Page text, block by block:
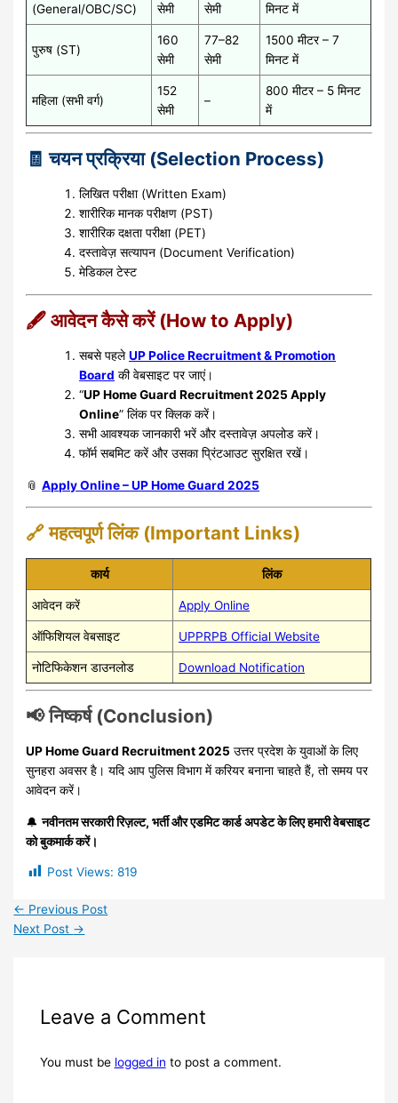
(General/OBC/SC)
सेमी
सेमी
मिनट में
पुरुष (ST)
160
सेमी
77–82
सेमी
1500 मीटर – 7
मिनट में
महिला (सभी वर्ग)
152
सेमी
–
800 मीटर – 5 मिनट
में
🧾 चयन प्रक्रिया (Selection Process)
लिखित परीक्षा (Written Exam)
शारीरिक मानक परीक्षण (PST)
शारीरिक दक्षता परीक्षा (PET)
दस्तावेज़ सत्यापन (Document Verification)
मेडिकल टेस्ट
🖋️ आवेदन कैसे करें (How to Apply)
सबसे पहलेUP Police Recruitment & Promotion
Board की वेबसाइट पर जाएं।
“UP Home Guard Recruitment 2025 Apply
Online” लिंक पर क्लिक करें।
सभी आवश्यक जानकारी भरें और दस्तावेज़ अपलोड करें।
फॉर्म सबमिट करें और उसका प्रिंटआउट सुरक्षित रखें।
📎Apply Online – UP Home Guard 2025
🔗 महत्वपूर्ण लिंक (Important Links)
कार्य लिंक
आवेदन करें Apply Online
ऑफिशियल वेबसाइट UPPRPB Official Website
नोटिफिकेशन डाउनलोड Download Notification
📢 निष्कर्ष (Conclusion)
UP Home Guard Recruitment 2025 उत्तर प्रदेश के युवाओं के लिए
सुनहरा अवसर है। यदि आप पुलिस विभाग में करियर बनाना चाहते हैं, तो समय पर
आवेदन करें।
🔔नवीनतम सरकारी रिज़ल्ट, भर्ती और एडमिट कार्ड अपडेट के लिए हमारी वेबसाइट
को बुकमार्क करें।
Post Views: 819
← Previous Post
Next Post →
Leave a Comment
You must be logged in to post a comment.